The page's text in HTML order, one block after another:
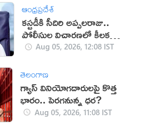
ఆంధ్రప్రదేశ్
కస్టడీకి సీదిరి అప్పలరాజు..
పోలీసుల విచారణలో కీలక
ప్రశ్నలుAug 05, 2026, 12:08 IST
తెలంగాణ
గ్యాస్ వినియోగదారులపై కొత్త
భారం.. పెరగనున్న ధర?
Aug 05, 2026, 11:08 IST